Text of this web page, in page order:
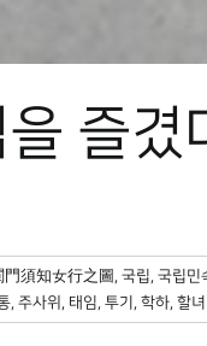
즐겼
門須知女行之圖 , 국립, 국립민
, 주사위 , 태임, 투기 , 학하, 할녀